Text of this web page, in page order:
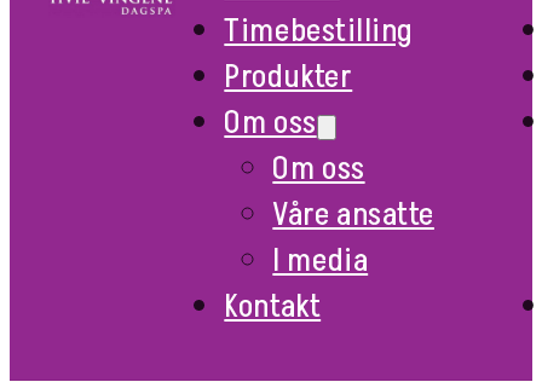
Timebestilling
Produkter
Om oss
Om oss
Våre ansatte
I media
Kontakt